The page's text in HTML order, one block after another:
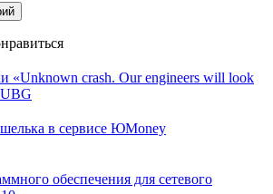
«Unknown crash. Our engineers will look
в сервисе ЮMoney
обеспечения для сетевого